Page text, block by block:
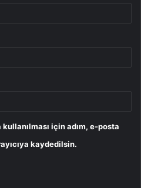
için adım, e-posta
kaydedilsin.